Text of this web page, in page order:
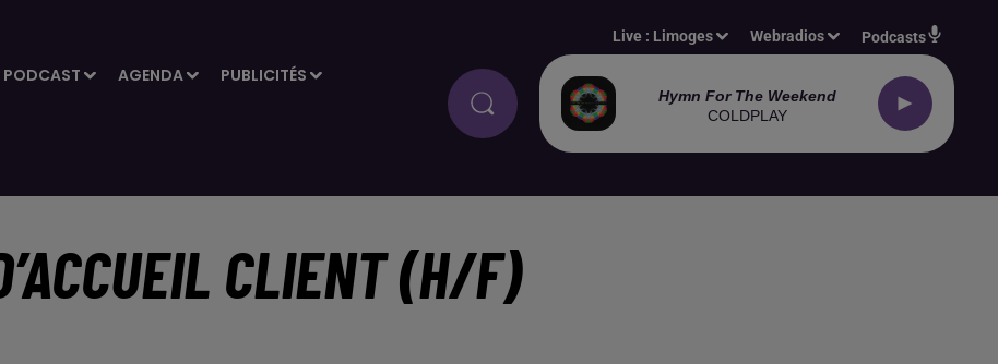
PODCAST AGENDA PUBLICITÉS
Live : Limoges Webradios Podcasts
Hymn For The Weekend
COLDPLAY
CLIENT (H/F)